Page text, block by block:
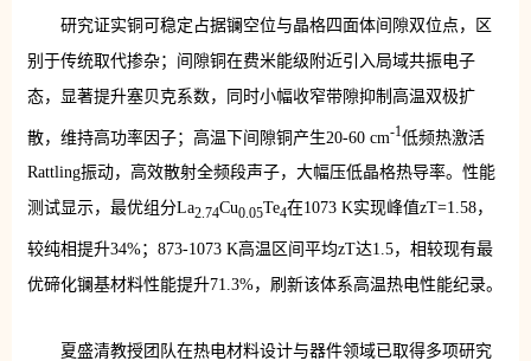
研究证实铜可稳定占据镧空位与晶格四面体间隙双位点，区
别于传统取代掺杂；间隙铜在费米能级附近引入局域共振电子
态，显著提升塞贝克系数，同时小幅收窄带隙抑制高温双极扩
散，维持高功率因子；高温下间隙铜产生20-60 cm-1低频热激活
Rattling振动，高效散射全频段声子，大幅压低晶格热导率。性能
测试显示，最优组分La2.74Cu0.05Te4在1073 K实现峰值zT=1.58，
较纯相提升34%；873-1073 K高温区间平均zT达1.5，相较现有最
优碲化镧基材料性能提升71.3%，刷新该体系高温热电性能纪录。
夏盛清教授团队在热电材料设计与器件领域已取得多项研究